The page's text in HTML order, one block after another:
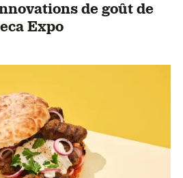
de goût de
Expo